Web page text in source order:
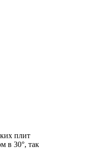
плит
в 30°, так